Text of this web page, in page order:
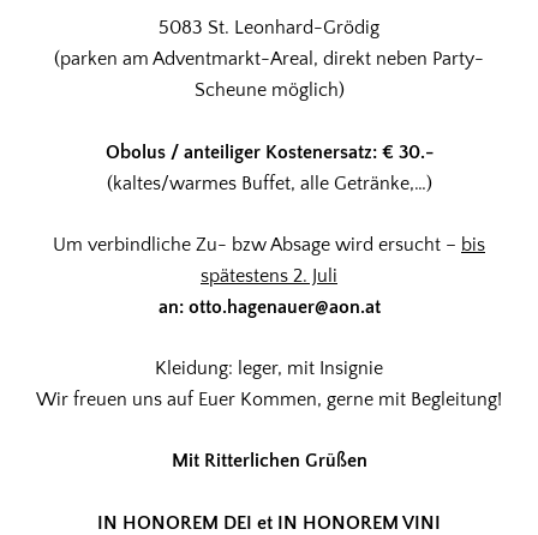
5083 St. Leonhard-Grödig
(parken am Adventmarkt-Areal, direkt neben Party-
Scheune möglich)
Obolus / anteiliger Kostenersatz: € 30.-
(kaltes/warmes Buffet, alle Getränke,…)
Um verbindliche Zu- bzw Absage wird ersucht – bis
spätestens 2. Juli
an: otto.hagenauer@aon.at
Kleidung: leger, mit Insignie
Wir freuen uns auf Euer Kommen, gerne mit Begleitung!
Mit Ritterlichen Grüßen
IN HONOREM DEI et IN HONOREM VINI